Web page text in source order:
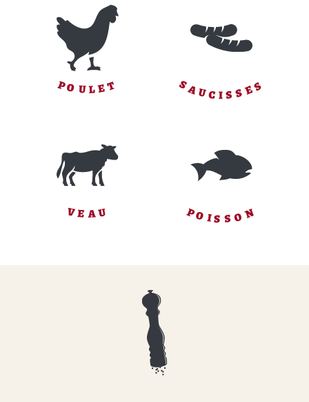
POULET SAUCISSES
VE AU POIS SON